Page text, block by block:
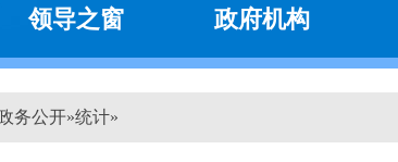
领导之窗 政府机构
务公开»统计»